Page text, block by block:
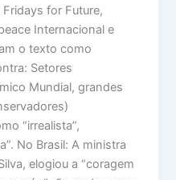
for Future,
Internacional e
o texto como
Setores
Mundial, grandes
“irrealista”,
No Brasil: A ministra
elogiou a “coragem